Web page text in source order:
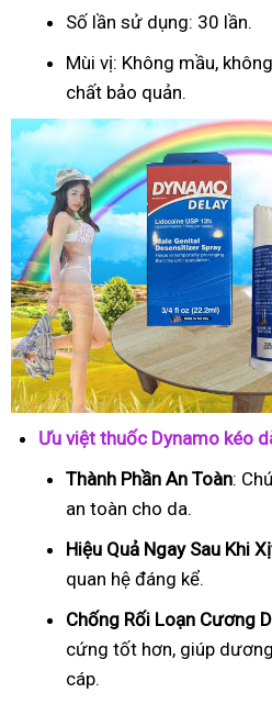
Số lần sử dụng: 30 lần.
Mùi vị: Không mầu,
chất bảo quản.
Ưu việt thuốc Dynamo kéo
Thành Phần An Toàn:
an toàn cho da.
Hiệu Quả Ngay Sau Khi
quan hệ đáng kể.
Chống Rối Loạn Cương
cứng tốt hơn, giúp
cáp.